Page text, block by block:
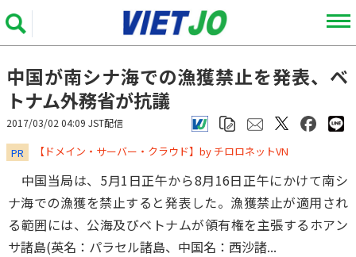
中国が南シナ海での漁獲禁止を発表、ベ
トナム外務省が抗議
2017/03/02 04:09 JST配信
PR ​​​​​​​【ドメイン・サーバー・クラウド】by チロロネットVN
中国当局は、5月1日正午から8月16日正午にかけて南シ
ナ海での漁獲を禁止すると発表した。漁獲禁止が適用され
る範囲には、公海及びベトナムが領有権を主張するホアン
サ諸島(英名：パラセル諸島、中国名：西沙諸...